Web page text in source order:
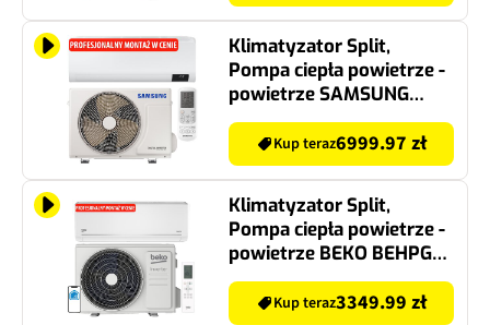
Klimatyzator Split,
Pompa ciepła powietrze -
powietrze SAMSUNG
Luzon
AR24TXHZAWKN/EU z
usługą montażu
Kup teraz6999.97 zł
Klimatyzator Split,
Pompa ciepła powietrze -
powietrze BEKO BEHPG
095/BEHPG 096 2.6 kW z
usługą montażu
Kup teraz3349.99 zł